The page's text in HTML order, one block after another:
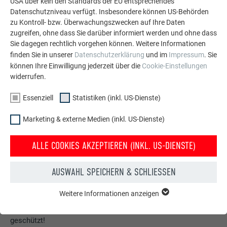
Kostenlos PREFA Prospekte bestellen
Hochwasserschutz – mit PREFA Produkten aus Aluminium
geschützt!
Datenschutzniveau verfügt. Insbesondere können US-Behörden
zu Kontroll- bzw. Überwachungszwecken auf Ihre Daten
zugreifen, ohne dass Sie darüber informiert werden und ohne dass
Sie dagegen rechtlich vorgehen können. Weitere Informationen
finden Sie in unserer Datenschutzerklärung und im Impressum. Sie
können Ihre Einwilligung jederzeit über die Cookie-Einstellungen
widerrufen.
Essenziell Statistiken (inkl. US-Dienste)
Marketing & externe Medien (inkl. US-Dienste)
ALLE COOKIES AKZEPTIEREN (INKL. US-DIENSTE)
AUSWAHL SPEICHERN & SCHLIESSEN
Funktionen der Website benötigt. Dadurch ist gewährleistet,
Weitere Informationen anzeigen